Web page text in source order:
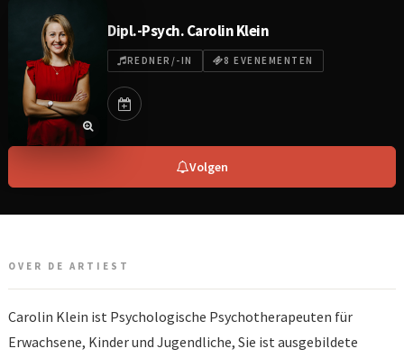
Dipl.-Psych. Carolin Klein
REDNER/-IN 8 EVENEMENTEN
Volgen
OVER DE ARTIEST
Carolin Klein ist Psychologische Psychotherapeuten für
Erwachsene, Kinder und Jugendliche, Sie ist ausgebildete